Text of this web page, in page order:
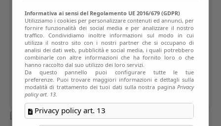
Informativa ai sensi del Regolamento UE 2016/679 (GDPR)
Utilizziamo i cookies per personalizzare contenuti ed annunci, per
fornire funzionalità dei social media e per analizzare il nostro
traffico. Condividiamo inoltre informazioni sul modo in cui
utilizza il nostro sito con i nostri partner che si occupano di
analisi dei dati web, pubblicità e social media, i quali potrebbero
combinarle con altre informazioni che ha fornito loro o che
hanno raccolto dal suo utilizzo dei loro servizi.
Da questo pannello puoi configurare tutte le tue
preferenze. Puoi trovare maggiori informazioni e dettagli sulla
modalità di trattamento dei tuoi dati sulla nostra paginaPrivacy
policy art. 13.
Privacy policy art. 13